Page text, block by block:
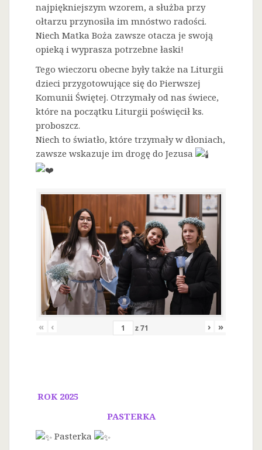
najpiękniejszym wzorem, a służba przy
ołtarzu przynosiła im mnóstwo radości.
Niech Matka Boża zawsze otacza je swoją
opieką i wyprasza potrzebne łaski!
Tego wieczoru obecne były także na Liturgii
dzieci przygotowujące się do Pierwszej
Komunii Świętej. Otrzymały od nas świece,
które na początku Liturgii poświęcił ks.
proboszcz.
Niech to światło, które trzymały w dłoniach,
zawsze wskazuje im drogę do Jezusa
« ‹ z71 › »
ROK 2025
PASTERKA
Pasterka